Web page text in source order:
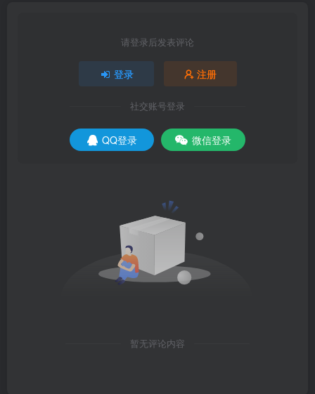
请登录后发表评论
登录 注册
社交账号登录
QQ登录 微信登录
暂无评论内容